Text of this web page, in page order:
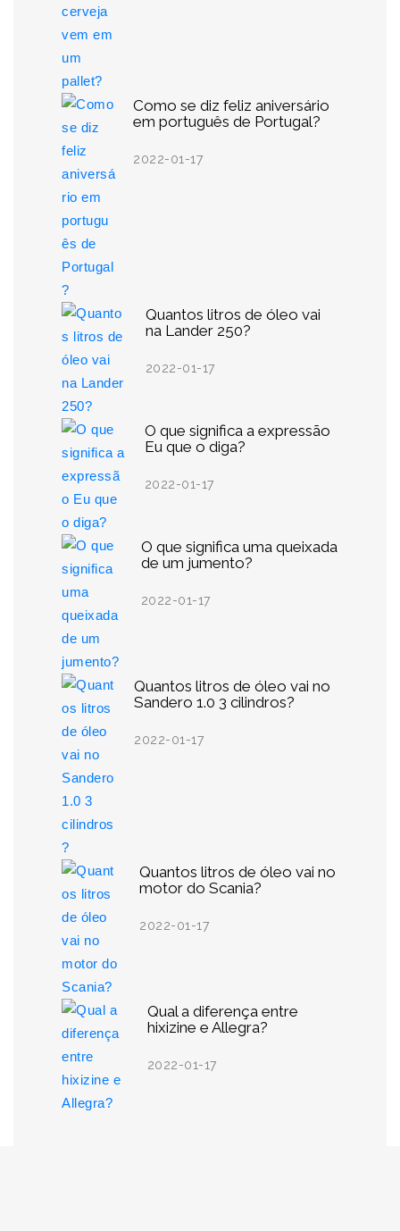
Como se diz feliz aniversário
em português de Portugal?
2022-01-17
Quantos litros de óleo vai
na Lander 250?
2022-01-17
O que significa a expressão
Eu que o diga?
2022-01-17
O que significa uma queixada
de um jumento?
2022-01-17
Quantos litros de óleo vai no
Sandero 1.0 3 cilindros?
2022-01-17
Quantos litros de óleo vai no
motor do Scania?
2022-01-17
Qual a diferença entre
hixizine e Allegra?
2022-01-17